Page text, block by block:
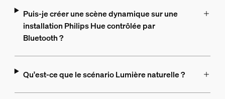
Puis-je créer une scène dynamique sur une
installation Philips Hue contrôlée par
Bluetooth ?
Qu'est-ce que le scénario Lumière naturelle ?